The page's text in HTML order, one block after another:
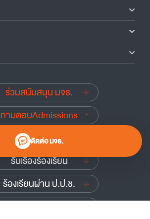
ติดต่อ มจธ.
ร่วมสนับสนุน มจธ.
ถามตอบAdmissions
นักศึกษาเก่าสัมพันธ์
รับเรื่องร้องเรียน
ร้องเรียนผ่าน ป.ป.ช.